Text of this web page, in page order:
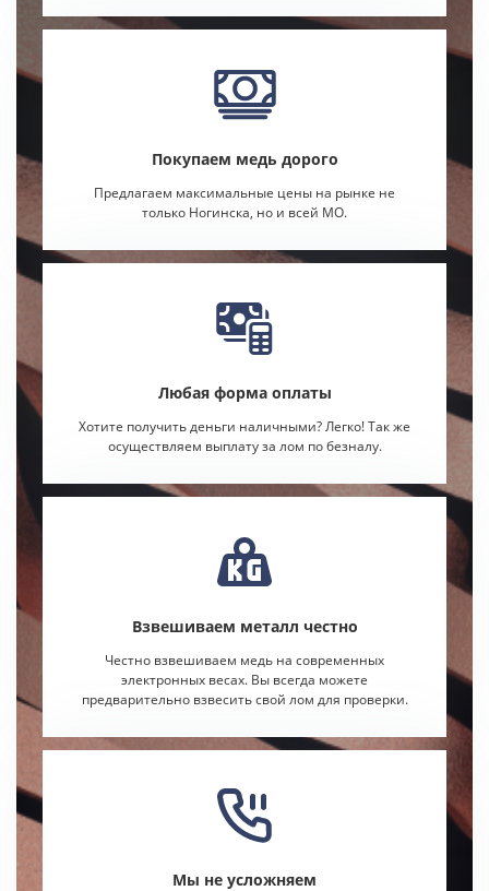
Покупаем медь дорого
Предлагаем максимальные цены на рынке не
только Ногинска, но и всей МО.
Любая форма оплаты
Хотите получить деньги наличными? Легко! Так же
осуществляем выплату за лом по безналу.
Взвешиваем металл честно
Честно взвешиваем медь на современных
электронных весах. Вы всегда можете
предварительно взвесить свой лом для проверки.
Мы не усложняем